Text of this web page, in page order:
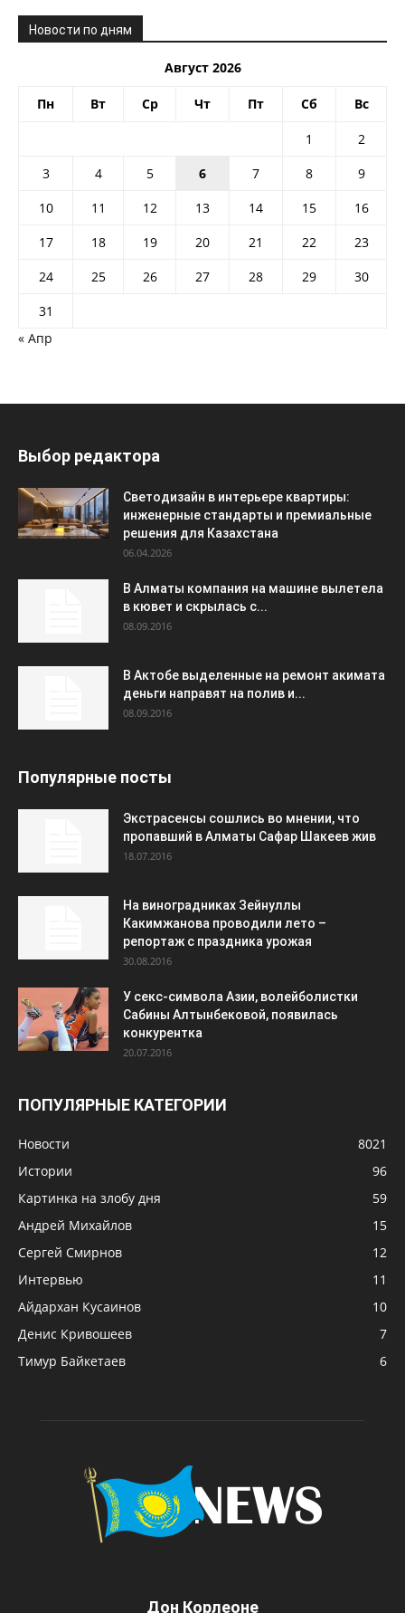
Новости по дням
Август 2026
Пн Вт Ср Чт Пт Сб Вс
1
2
3
4 5 6 7 8
9
10
11 12 13 14 15
16
17
18 19 20 21 22
23
24
25 26 27 28 29
30
31
« Апр
Выбор редактора
Светодизайн в интерьере квартиры:
инженерные стандарты и премиальные
решения для Казахстана
06.04.2026
В Алматы компания на машине вылетела
в кювет и скрылась с...
08.09.2016
В Актобе выделенные на ремонт акимата
деньги направят на полив и...
08.09.2016
Популярные посты
Экстрасенсы сошлись во мнении, что
пропавший в Алматы Сафар Шакеев жив
18.07.2016
На виноградниках Зейнуллы
Какимжанова проводили лето –
репортаж с праздника урожая
30.08.2016
У секс-символа Азии, волейболистки
Сабины Алтынбековой, появилась
конкурентка
20.07.2016
ПОПУЛЯРНЫЕ КАТЕГОРИИ
Новости
8021
Истории
96
Картинка на злобу дня
59
Андрей Михайлов
15
Сергей Смирнов
12
Интервью
11
Айдархан Кусаинов
10
Денис Кривошеев
7
Тимур Байкетаев
6
Дон Корлеоне